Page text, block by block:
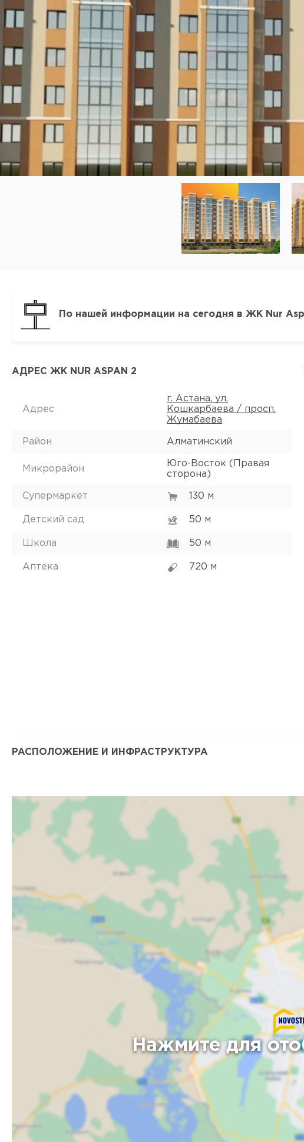
По нашей информации на сегодня в ЖК Nur
АДРЕС ЖК NUR ASPAN 2
Адрес
г. Астана, ул.
Кошкарбаева / просп.
Жумабаева
Район Алматинский
Микрорайон
Юго-Восток (Правая
сторона)
Супермаркет 130 м
Детский сад 50 м
Школа 50 м
Аптека 720 м
РАСПОЛОЖЕНИЕ И ИНФРАСТРУКТУРА
Нажмите для